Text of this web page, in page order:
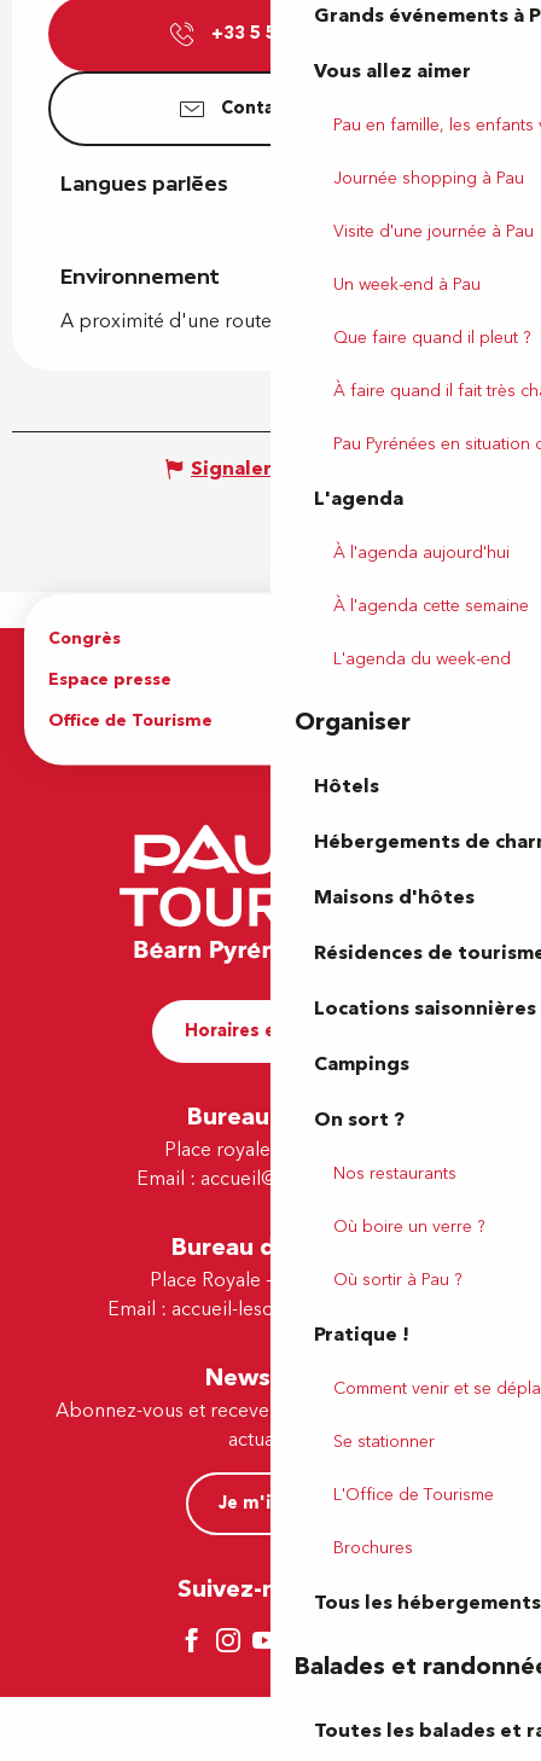
Grands événements à
Vous allez aimer
Pau en famille, les
Journée shopping à Pau
Visite d'une journée à Pau
Un week-end à Pau
Que faire quand il pleut ?
À faire quand il fait très
Pau Pyrénées en situation
L'agenda
À l'agenda aujourd'hui
À l'agenda cette semaine
L'agenda du week-end
Organiser
Hôtels
Hébergements de
Maisons d'hôtes
Résidences de
Locations saisonnières
Campings
On sort ?
Nos restaurants
Où boire un verre ?
Où sortir à Pau ?
Pratique !
Comment venir et se
Se stationner
L'Office de Tourisme
Brochures
Tous les hébergements
Balades et
Toutes les balades et
+33 5 59 62 30
Contactez-nous
Langues parlées
Langues parlées
Environnement
Environnement
A proximité d'une route nationale
Signaler une erreur
Congrès
Espace presse
Office de Tourisme
Horaires et contact
Bureau de Pau
Place royale - 64000 Pau
Email : accueil@tourismepau.fr
Bureau de Lescar
Place Royale - 64230 Lescar
Email : accueil-lescar@tourismepau.fr
Newsletter
Abonnez-vous et recevez par e-mail nos offres et
actualités.
Je m'inscris
Suivez-nous ici !